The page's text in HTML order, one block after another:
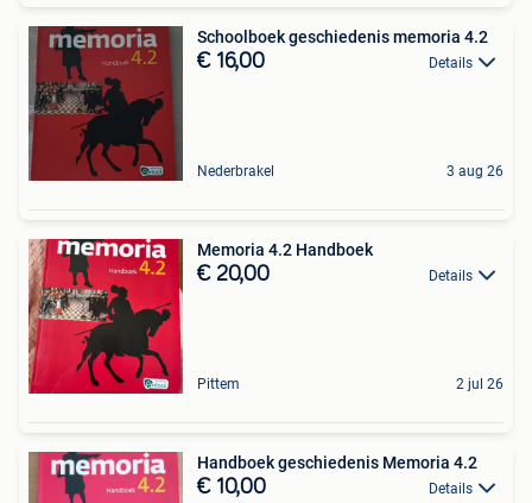
Schoolboek geschiedenis memoria 4.2
€ 16,00 Details
Nederbrakel 3 aug 26
Memoria 4.2 Handboek
€ 20,00 Details
Pittem 2 jul 26
Handboek geschiedenis Memoria 4.2
€ 10,00 Details